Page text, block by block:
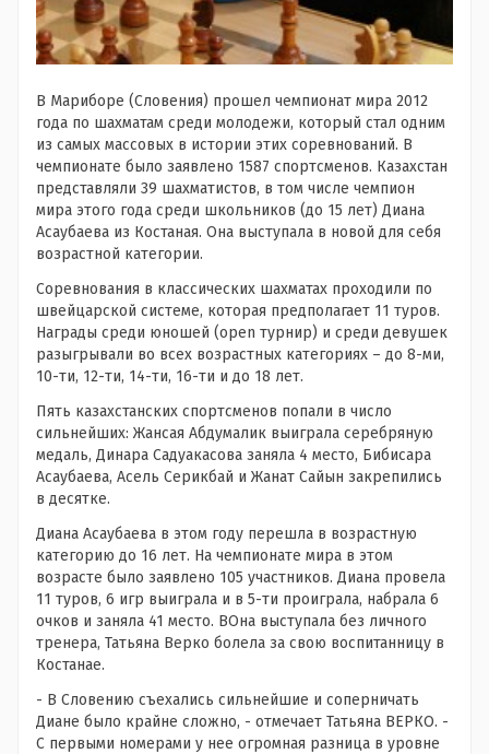
В Мариборе (Словения) прошел чемпионат мира 2012
года по шахматам среди молодежи, который стал одним
из самых массовых в истории этих соревнований. В
чемпионате было заявлено 1587 спортсменов. Казахстан
представляли 39 шахматистов, в том числе чемпион
мира этого года среди школьников (до 15 лет) Диана
Асаубаева из Костаная. Она выступала в новой для себя
возрастной категории.
Соревнования в классических шахматах проходили по
швейцарской системе, которая предполагает 11 туров.
Награды среди юношей (open турнир) и среди девушек
разыгрывали во всех возрастных категориях – до 8-ми,
10-ти, 12-ти, 14-ти, 16-ти и до 18 лет.
Пять казахстанских спортсменов попали в число
сильнейших: Жансая Абдумалик выиграла серебряную
медаль, Динара Садуакасова заняла 4 место, Бибисара
Асаубаева, Асель Серикбай и Жанат Сайын закрепились
в десятке.
Диана Асаубаева в этом году перешла в возрастную
категорию до 16 лет. На чемпионате мира в этом
возрасте было заявлено 105 участников. Диана провела
11 туров, 6 игр выиграла и в 5-ти проиграла, набрала 6
очков и заняла 41 место. ВОна выступала без личного
тренера, Татьяна Верко болела за свою воспитанницу в
Костанае.
- В Словению съехались сильнейшие и соперничать
Диане было крайне сложно, - отмечает Татьяна ВЕРКО. -
С первыми номерами у нее огромная разница в уровне